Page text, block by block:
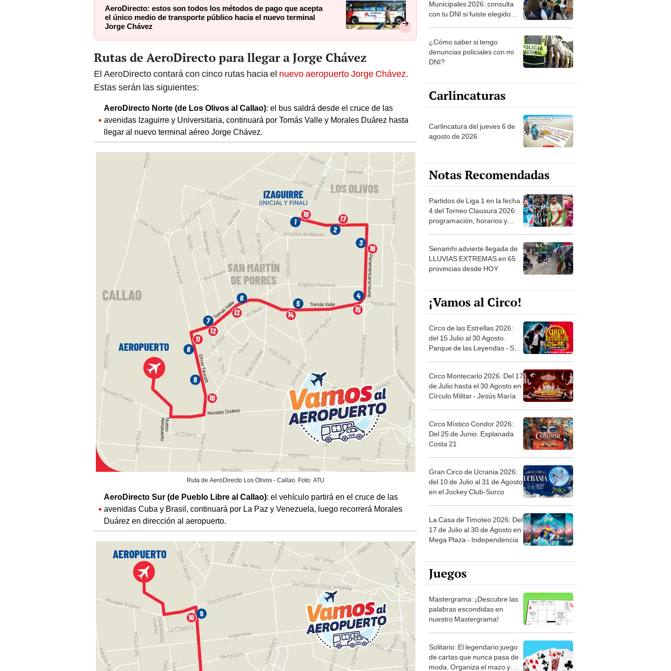
AeroDirecto: estos son todos los métodos de pago que acepta
el único medio de transporte público hacia el nuevo terminal
Jorge Chávez
Rutas de AeroDirecto para llegar a Jorge Chávez
El AeroDirecto contará con cinco rutas hacia el nuevo aeropuerto Jorge Chávez.
Estas serán las siguientes:
AeroDirecto Norte (de Los Olivos al Callao): el bus saldrá desde el cruce de las
avenidas Izaguirre y Universitaria, continuará por Tomás Valle y Morales Duárez hasta
llegar al nuevo terminal aéreo Jorge Chávez.
Ruta de AeroDirecto Los Olivos - Callao. Foto: ATU
AeroDirecto Sur (de Pueblo Libre al Callao): el vehículo partirá en el cruce de las
avenidas Cuba y Brasil, continuará por La Paz y Venezuela, luego recorrerá Morales
Duárez en dirección al aeropuerto.
Municipales 2026: consulta
con tu DNI si fuiste elegido
la ONPE
¿Cómo saber si tengo
denuncias policiales con mi
DNI?
Carlincaturas
Carlincatura del jueves 6 de
agosto de 2026
Notas Recomendadas
Partidos de Liga 1 en la fecha
4 del Torneo Clausura 2026:
programación, horarios y
Senamhi advierte llegada de
LLUVIAS EXTREMAS en 65
provincias desde HOY
¡Vamos al Circo!
Circo de las Estrellas 2026:
del 15 Julio al 30 Agosto.
Parque de las Leyendas - San
Circo Montecarlo 2026: Del 17
de Julio hasta el 30 Agosto en
Círculo Militar - Jesús María
Circo Místico Condor 2026:
Del 25 de Junio. Explanada
Costa 21
Gran Circo de Ucrania 2026:
del 10 de Julio al 31 de Agosto
en el Jockey Club-Surco
La Casa de Timoteo 2026: Del
17 de Julio al 30 de Agosto en
Mega Plaza - Independencia
Juegos
Mastergrama: ¡Descubre las
palabras escondidas en
nuestro Mastergrama!
Solitario: El legendario juego
de cartas que nunca pasa de
moda. Organiza el mazo y